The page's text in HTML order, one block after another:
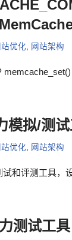
站优化, 网站架构
模拟/测
站优化, 网站架构
试和评测工具，
测试工具